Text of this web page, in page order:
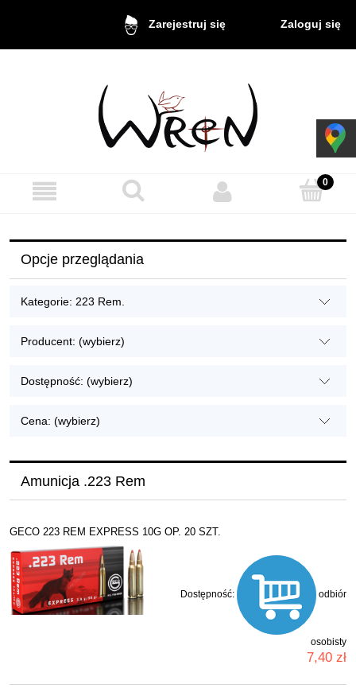
Zarejestruj się Zaloguj się
Opcje przeglądania
Kategorie: 223 Rem.
Producent: (wybierz)
Dostępność: (wybierz)
Cena: (wybierz)
Amunicja .223 Rem
GECO 223 REM EXPRESS 10G OP. 20 SZT.
Dostępność: odbiór
osobisty
7,40 zł